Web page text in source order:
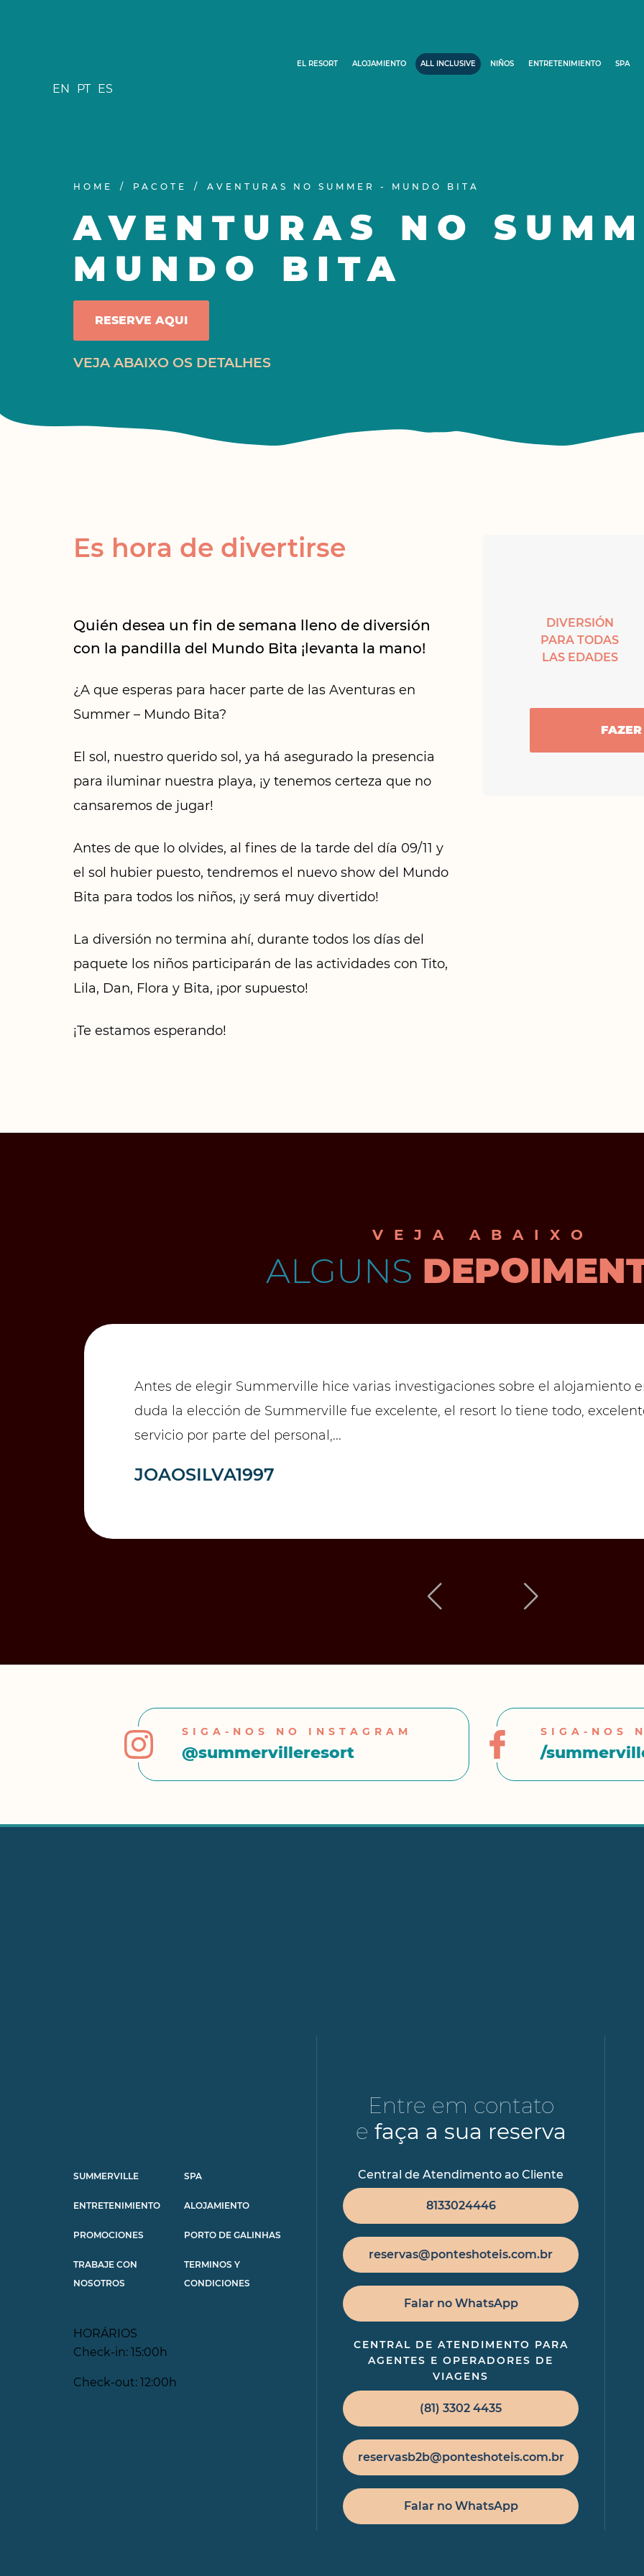
EN PT ES
EL RESORT ALOJAMIENTO ALL INCLUSIVE NIÑOS ENTRETENIMIENTO SPA
HOME PACOTE AVENTURAS NO SUMMER - MUNDO BITA
AVENTURAS NO
MUNDO BITA
RESERVE AQUI
VEJA ABAIXO OS DETALHES
Es hora de divertirse
Quién desea un fin de semana lleno de diversión
con la pandilla del Mundo Bita ¡levanta la mano!
¿A que esperas para hacer parte de las Aventuras en
Summer – Mundo Bita?
El sol, nuestro querido sol, ya há asegurado la presencia
para iluminar nuestra playa, ¡y tenemos certeza que no
cansaremos de jugar!
Antes de que lo olvides, al fines de la tarde del día 09/11 y
el sol hubier puesto, tendremos el nuevo show del Mundo
Bita para todos los niños, ¡y será muy divertido!
La diversión no termina ahí, durante todos los días del
paquete los niños participarán de las actividades con Tito,
Lila, Dan, Flora y Bita, ¡por supuesto!
¡Te estamos esperando!
DIVERSIÓN
PARA TODAS
LAS EDADES
VEJA ABAIXO
ALGUNS
Antes de elegir Summerville hice varias investigaciones sobre el alojamiento
duda la elección de Summerville fue excelente, el resort lo tiene todo,
servicio por parte del personal,...
JOAOSILVA1997
SIGA-NOS NO INSTAGRAM
@summervilleresort
SIGA-NOS
/
SUMMERVILLE SPA
ENTRETENIMIENTO ALOJAMIENTO
PROMOCIONES PORTO DE GALINHAS
TRABAJE CON
NOSOTROS
TERMINOS Y
CONDICIONES
HORÁRIOS
Check-in: 15:00h
Check-out: 12:00h
Entre em contato
e faça a sua reserva
Central de Atendimento ao Cliente
8133024446
reservas@ponteshoteis.com.br
Falar no WhatsApp
CENTRAL DE ATENDIMENTO PARA
AGENTES E OPERADORES DE
VIAGENS
(81) 3302 4435
reservasb2b@ponteshoteis.com.br
Falar no WhatsApp